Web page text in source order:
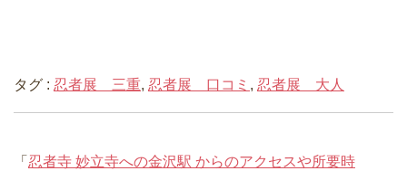
タグ : 忍者展 三重, 忍者展 口コミ , 忍者展 大人
「 忍者寺 妙立寺への金沢駅 からのアクセスや所要時